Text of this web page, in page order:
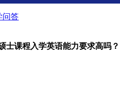
问答
士课程入学英语能力要求高吗？